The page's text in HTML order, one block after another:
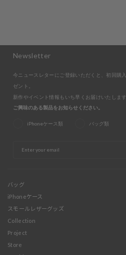
Newsletter
今ニュースレターにご登録いただくと、初回購
ゼント。
新作やイベント情報もいち早くお届けいたします
ご興味のある製品をお知らせください。
iPhoneケース類 バッグ類
バッグ
iPhoneケース
スモールレザーグッズ
Collection
Project
Store